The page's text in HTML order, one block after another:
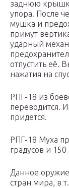
заднюю
упора. После
мушка и
примут
ударный
отпустить её.
нажатия на
РПГ-18 из
переводится.
придется.
РПГ-18 Муха
градусов и
Данное
стран мира, в